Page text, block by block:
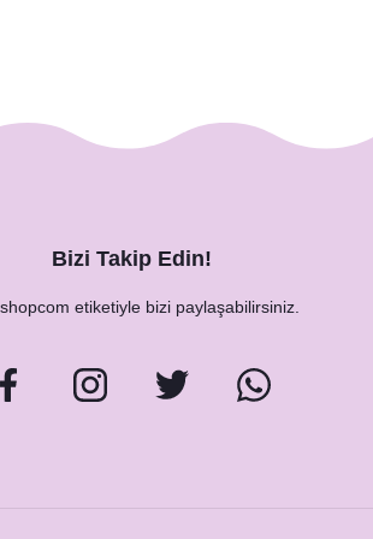
Bizi Takip Edin!
etiketiyle bizi paylaşabilirsiniz.